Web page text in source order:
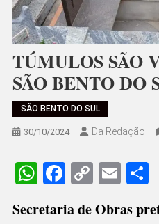
TÚMULOS SÃO
SÃO BENTO DO
SÃO BENTO DO SUL
30/10/2024 Da Redação
WhatsApp
Facebook
Copy
Secretaria de Obras